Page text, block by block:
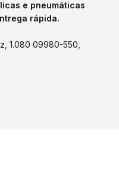
e pneumáticas
rápida.
1.080 09980-550,